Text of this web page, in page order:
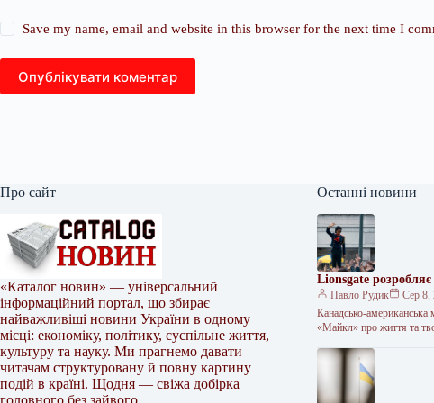
Save my name, email and website in this browser for the next time I
Опублікувати коментар
Про сайт
«Каталог новин» — універсальний
інформаційний портал, що збирає
найважливіші новини України в одному
місці: економіку, політику, суспільне життя,
культуру та науку. Ми прагнемо давати
читачам структуровану й повну картину
подій в країні. Щодня — свіжа добірка
головного без зайвого.
Останні новини
Lionsgate
Павло Рудик
Сер 8,
Канадсько-американська
«Майкл» про життя та